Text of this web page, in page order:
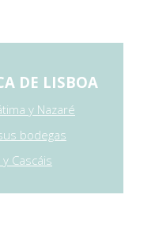
DE LISBOA
y Nazaré
bodegas
Cascáis